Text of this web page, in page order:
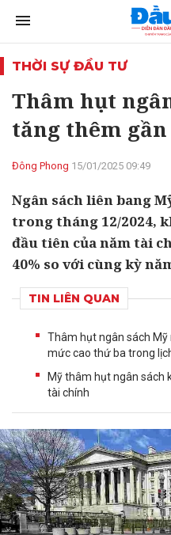
THỜI SỰ ĐẦU TƯ
Thâm hụt
tăng thêm gần
Đông Phong 15/01/2025 09:49
Ngân sách liên bang
trong tháng 12/2024,
đầu tiên của năm tài
40% so với cùng kỳ
TIN LIÊN QUAN
Thâm hụt ngân sách Mỹ
mức cao thứ ba trong
Mỹ thâm hụt ngân sách
tài chính